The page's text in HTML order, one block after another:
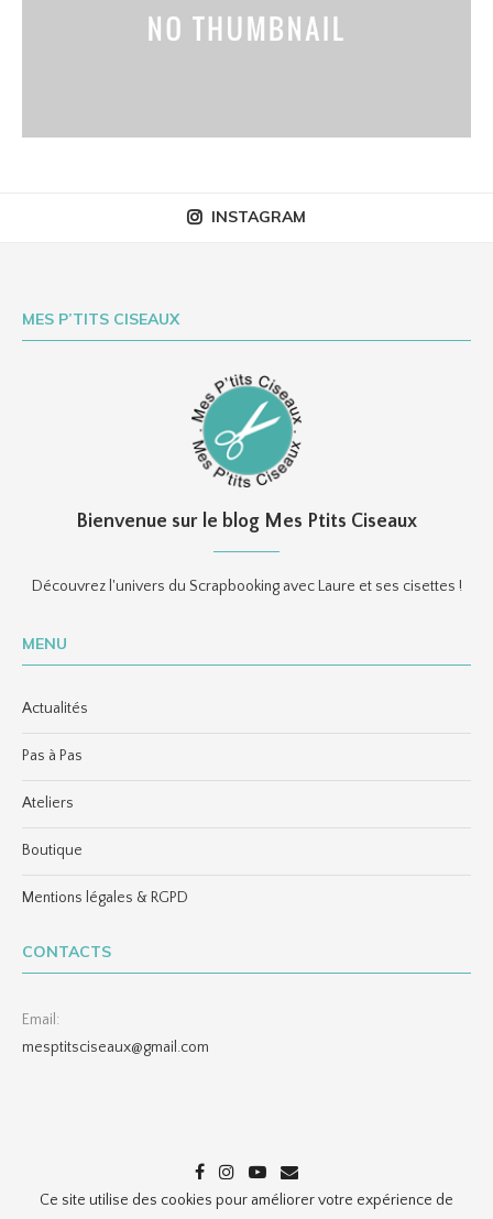
INSTAGRAM
MES P’TITS CISEAUX
Bienvenue sur le blog Mes Ptits Ciseaux
Découvrez l'univers du Scrapbooking avec Laure et ses cisettes !
MENU
Actualités
Pas à Pas
Ateliers
Boutique
Mentions légales & RGPD
CONTACTS
Email:
mesptitsciseaux@gmail.com
Ce site utilise des cookies pour améliorer votre expérience de